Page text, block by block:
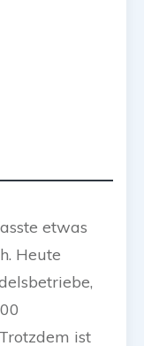
etwas
Heute
ist